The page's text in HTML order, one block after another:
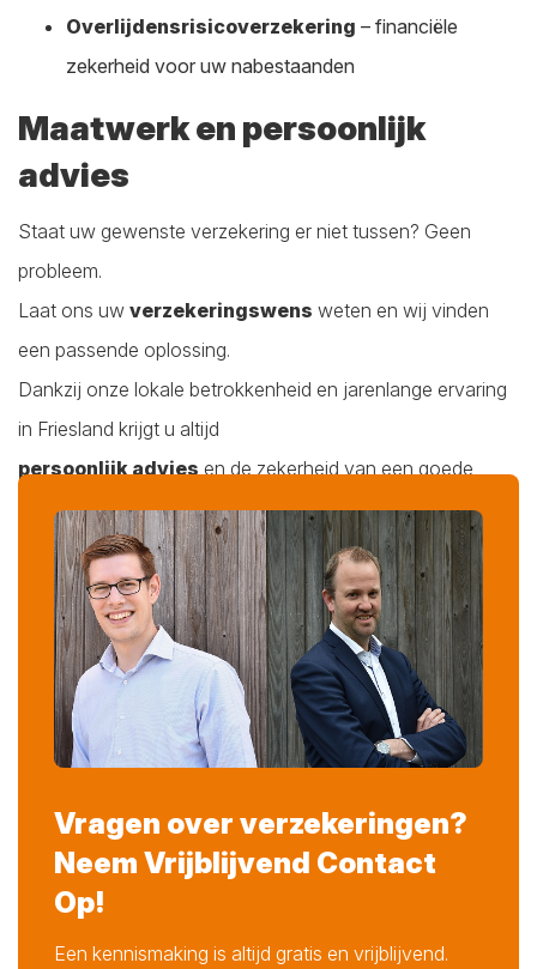
Overlijdensrisicoverzekering – financiële
zekerheid voor uw nabestaanden
Maatwerk en persoonlijk
advies
Staat uw gewenste verzekering er niet tussen? Geen
probleem.
Laat ons uw verzekeringswens weten en wij vinden
een passende oplossing.
Dankzij onze lokale betrokkenheid en jarenlange ervaring
in Friesland krijgt u altijd
persoonlijk adviesen de zekerheid van een goede
dekking.
Wilt u weten welke particuliere verzekeringen het beste bij
uw situatie passen?
Neem contact met ons op en wij helpen u graag verder.
Vragen over verzekeringen?
Neem Vrijblijvend Contact
Op!
Een kennismaking is altijd gratis en vrijblijvend.